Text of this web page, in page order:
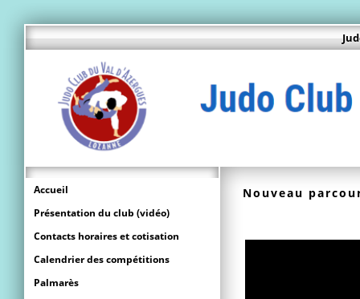
Nouveau
Accueil
Présentation du club (vidéo)
Contacts horaires et cotisation
Calendrier des compétitions
Palmarès